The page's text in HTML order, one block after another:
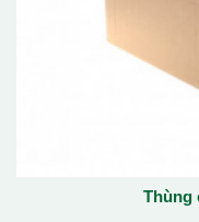
Thùng